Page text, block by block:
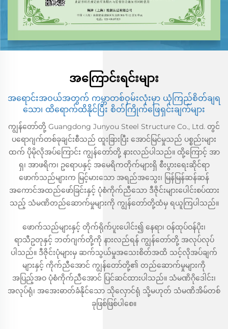
အကြောင်းရင်းများ
အရောင်းအဝယ်အတွက် ကမ္ဘာတစ်ဝှမ်းလုံးမှာ ယုံကြည်စိတ်ချရ
သော၊ ထိရောက်ထိနိုင်ပြီး စိတ်ကြိုက်ဖြေရှင်းချက်များ
ကျွန်တော်တို့ Guangdong Junyou Steel Structure Co., Ltd. တွင်
ပရောဂျက်တစ်ခုချင်းစီသည် ထူးခြားပြီး အောင်မြင်မှုသည် ပစ္စည်းများ
ထက် ပိုမိုလိုအပ်ကြောင်း ကျွန်တော်တို့ နားလည်ပါသည်။ ထို့ကြောင့် အာ
ရှ၊ အာဖရိက၊ ဥရောပနှင့် အမေရိကတိုက်များရှိ စီးပွားရေးဆိုင်ရာ
ဖောက်သည်များက မြင့်မားသော အရည်အသွေး၊ မြန်မြန်ဆန်ဆန်
အကောင်အထည်ဖော်ခြင်းနှင့် ပုံစံကိုက်ညီသော ဒီဇိုင်းများပေါင်းစပ်ထား
သည့် သံမဏိတည်ဆောက်မှုများကို ကျွန်တော်တို့ထံမှ ရယူကြပါသည်။
ဖောက်သည်များနှင့် တိုက်ရိုက်ပူးပေါင်း၍ နေရာ၊ ဝန်ထုပ်ဝန်ပိုး၊
ရာသီဥတုနှင့် ဘတ်ဂျက်တို့ကို နားလည်ရန် ကျွန်တော်တို့ အလုပ်လုပ်
ပါသည်။ ဒီဇိုင်းပုံများမှ ဆက်သွယ်မှုအသေးစိတ်အထိ သင့်လိုအပ်ချက်
များနှင့် ကိုက်ညီအောင် ကျွန်တော်တို့၏ တည်ဆောက်မှုများကို
အပြည့်အဝ ပုံစံကိုက်ညီအောင် ပြင်ဆင်ထားပါသည်။ သံမဏိဂိုဒေါင်း၊
အလုပ်ရုံ၊ အအေးဓာတ်ခံနိုင်သော သိုလှောင်ရုံ သို့မဟုတ် သံမဏိအိမ်တစ်
ခုဖြစ်ဖြစ်ပါစေ။